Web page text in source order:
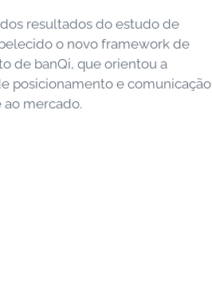
resultados do estudo de
o novo framework de
de banQi, que orientou a
posicionamento e comunicação
mercado.